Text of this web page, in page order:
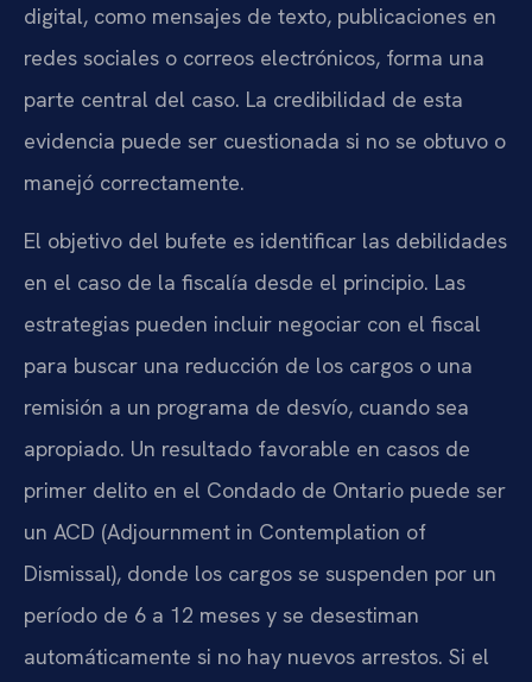
digital, como mensajes de texto, publicaciones en
redes sociales o correos electrónicos, forma una
parte central del caso. La credibilidad de esta
evidencia puede ser cuestionada si no se obtuvo o
manejó correctamente.
El objetivo del bufete es identificar las debilidades
en el caso de la fiscalía desde el principio. Las
estrategias pueden incluir negociar con el fiscal
para buscar una reducción de los cargos o una
remisión a un programa de desvío, cuando sea
apropiado. Un resultado favorable en casos de
primer delito en el Condado de Ontario puede ser
un ACD (Adjournment in Contemplation of
Dismissal), donde los cargos se suspenden por un
período de 6 a 12 meses y se desestiman
automáticamente si no hay nuevos arrestos. Si el